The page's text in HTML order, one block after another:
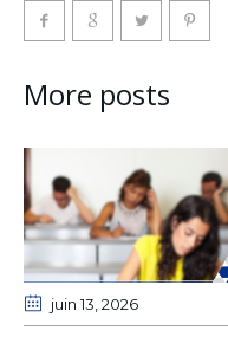
More posts
juin 13 , 2026